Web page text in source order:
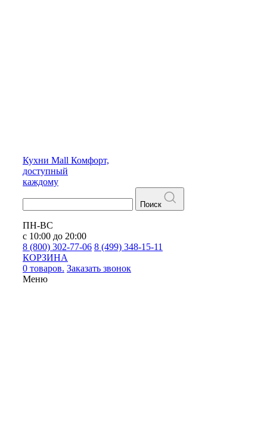
Кухни Mall Комфорт,
доступный
каждому
Поиск
ПН-ВС
с 10:00 до 20:00
8 (800) 302-77-06 8 (499) 348-15-11
КОРЗИНА
0 товаров. Заказать звонок
Меню